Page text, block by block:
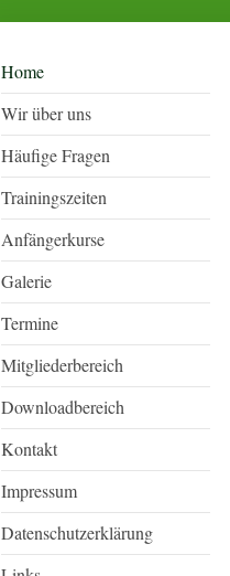
Home
Wir über uns
Häufige Fragen
Trainingszeiten
Anfängerkurse
Galerie
Termine
Mitgliederbereich
Downloadbereich
Kontakt
Impressum
Datenschutzerklärung